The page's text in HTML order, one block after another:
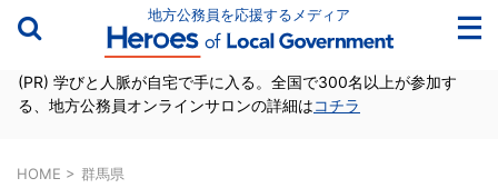
地方公務員を応援するメディア
(PR) 学びと人脈が自宅で手に入る。全国で300名以上が参加す
る、地方公務員オンラインサロンの詳細はコチラ
HOME > 群馬県